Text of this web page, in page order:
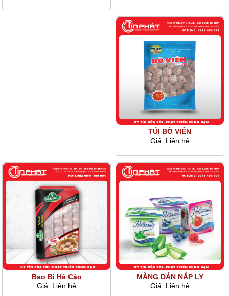
TÚI BÒ VIÊN
Giá: Liên hệ
Bao Bì Há Cảo
Giá: Liên hệ
MÀNG DÁN NẮP LY
Giá: Liên hệ